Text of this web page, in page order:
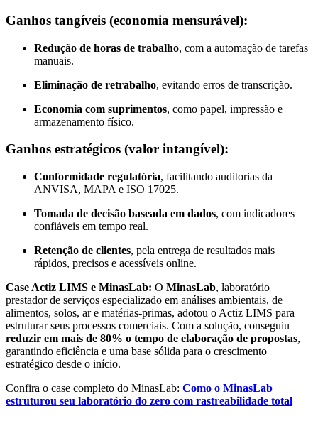
Ganhos tangíveis (economia mensurável):
Redução de horas de trabalho, com a automação de tarefas
manuais.
Eliminação de retrabalho, evitando erros de transcrição.
Economia com suprimentos, como papel, impressão e
armazenamento físico.
Ganhos estratégicos (valor intangível):
Conformidade regulatória, facilitando auditorias da
ANVISA, MAPA e ISO 17025.
Tomada de decisão baseada em dados, com indicadores
confiáveis em tempo real.
Retenção de clientes, pela entrega de resultados mais
rápidos, precisos e acessíveis online.
Case Actiz LIMS e MinasLab: O MinasLab, laboratório
prestador de serviços especializado em análises ambientais, de
alimentos, solos, ar e matérias-primas, adotou o Actiz LIMS para
estruturar seus processos comerciais. Com a solução, conseguiu
reduzir em mais de 80% o tempo de elaboração de propostas,
garantindo eficiência e uma base sólida para o crescimento
estratégico desde o início.
Confira o case completo do MinasLab: Como o MinasLab
estruturou seu laboratório do zero com rastreabilidade total